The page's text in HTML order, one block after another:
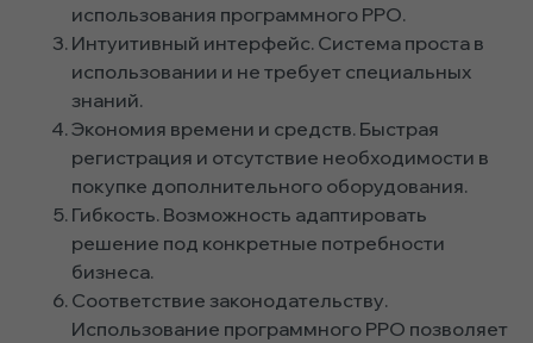
использования программного РРО.
Интуитивный интерфейс. Система проста в
использовании и не требует специальных
знаний.
Экономия времени и средств. Быстрая
регистрация и отсутствие необходимости в
покупке дополнительного оборудования.
Гибкость. Возможность адаптировать
решение под конкретные потребности
бизнеса.
Соответствие законодательству.
Использование программного РРО позволяет